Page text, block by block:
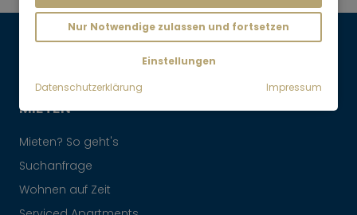
Maklervertrag widerrufen
MIETEN
Mieten? So geht's
Suchanfrage
Wohnen auf Zeit
Nur Notwendige zulassen und fortsetzen
Einstellungen
Datenschutzerklärung
Impressum